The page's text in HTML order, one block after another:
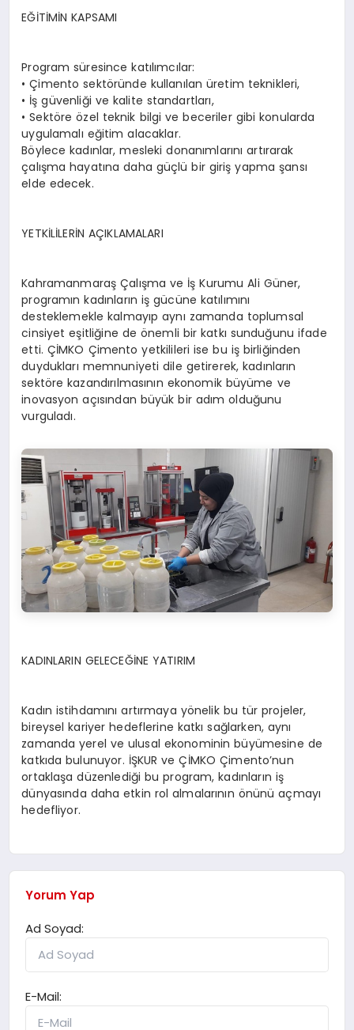
EĞİTİMİN KAPSAMI
Program süresince katılımcılar:
• Çimento sektöründe kullanılan üretim teknikleri,
• İş güvenliği ve kalite standartları,
• Sektöre özel teknik bilgi ve beceriler gibi konularda
uygulamalı eğitim alacaklar.
Böylece kadınlar, mesleki donanımlarını artırarak
çalışma hayatına daha güçlü bir giriş yapma şansı
elde edecek.
YETKİLİLERİN AÇIKLAMALARI
Kahramanmaraş Çalışma ve İş Kurumu Ali Güner,
programın kadınların iş gücüne katılımını
desteklemekle kalmayıp aynı zamanda toplumsal
cinsiyet eşitliğine de önemli bir katkı sunduğunu ifade
etti. ÇİMKO Çimento yetkilileri ise bu iş birliğinden
duydukları memnuniyeti dile getirerek, kadınların
sektöre kazandırılmasının ekonomik büyüme ve
inovasyon açısından büyük bir adım olduğunu
vurguladı.
KADINLARIN GELECEĞİNE YATIRIM
Kadın istihdamını artırmaya yönelik bu tür projeler,
bireysel kariyer hedeflerine katkı sağlarken, aynı
zamanda yerel ve ulusal ekonominin büyümesine de
katkıda bulunuyor. İŞKUR ve ÇİMKO Çimento’nun
ortaklaşa düzenlediği bu program, kadınların iş
dünyasında daha etkin rol almalarının önünü açmayı
hedefliyor.
Yorum Yap
Ad Soyad:
E-Mail: